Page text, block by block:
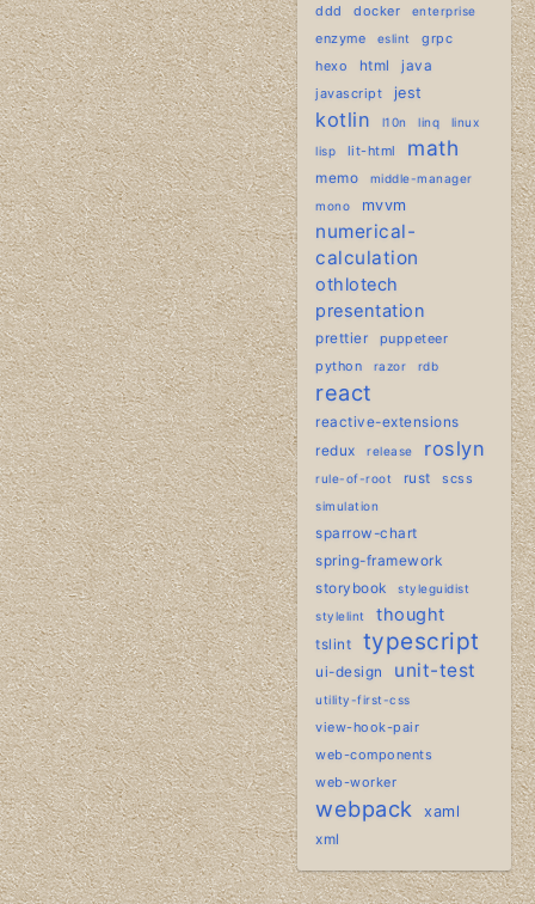
ddd
docker enterprise
enzyme eslint
grpc
hexo
html
java
javascript
jest
kotlin l10n linq
linux
lisp
lit-html math
memo
middle-manager
mono
mvvm
numerical-
calculation
othlotech
presentation
prettier
puppeteer
python
razor rdb
react
reactive-extensions
redux
release roslyn
rule-of-root rust scss
simulation
sparrow-chart
spring-framework
storybook
styleguidist
stylelint
thought
tslint typescript
ui-design unit-test
utility-first-css
view-hook-pair
web-components
web-worker
webpack xaml
xml